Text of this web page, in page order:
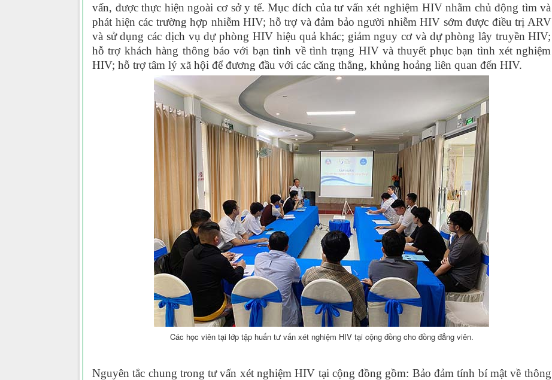
vấn, được thực hiện ngoài cơ sở y tế. Mục đích của tư vấn xét nghiệm HIV nhằm chủ động tìm và
phát hiện các trường hợp nhiễm HIV; hỗ trợ và đảm bảo người nhiễm HIV sớm được điều trị ARV
và sử dụng các dịch vụ dự phòng HIV hiệu quả khác; giảm nguy cơ và dự phòng lây truyền HIV;
hỗ trợ khách hàng thông báo với bạn tình về tình trạng HIV và thuyết phục bạn tình xét nghiệm
HIV; hỗ trợ tâm lý xã hội để đương đầu với các căng thẳng, khủng hoảng liên quan đến HIV.
Các học viên tại lớp tập huấn tư vấn xét nghiệm HIV tại cộng đồng cho đồng đẳng viên.
Nguyên tắc chung trong tư vấn xét nghiệm HIV tại cộng đồng gồm: Bảo đảm tính bí mật về thông